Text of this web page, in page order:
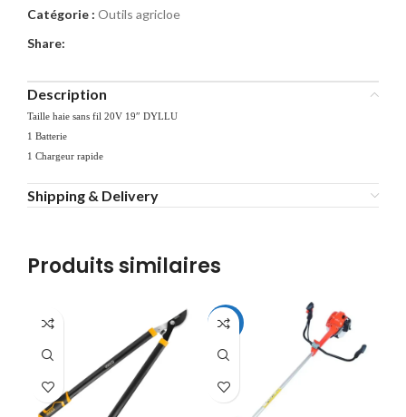
Catégorie : Outils agricloe
Share:
Description
Taille haie sans fil 20V 19″ DYLLU
1 Batterie
1 Chargeur rapide
Shipping & Delivery
Produits similaires
-10%